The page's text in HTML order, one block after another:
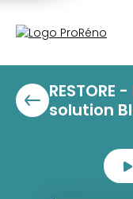
solution